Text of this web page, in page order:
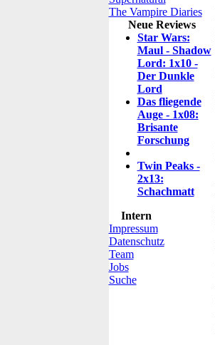
The Vampire Diaries
Neue Reviews
Star Wars:
Maul - Shadow
Lord: 1x10 -
Der Dunkle
Lord
Das fliegende
Auge - 1x08:
Brisante
Forschung
Twin Peaks -
2x13:
Schachmatt
Intern
Impressum
Datenschutz
Team
Jobs
Suche